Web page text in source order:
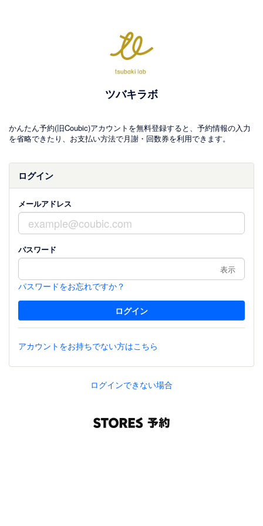
ツバキラボ
かんたん予約(旧Coubic)アカウントを無料登録すると、予約情報の入力
を省略できたり、お支払い方法で月謝・回数券を利用できます。
ログイン
メールアドレス
パスワード
表示
パスワードをお忘れですか？
アカウントをお持ちでない方はこちら
ログインできない場合